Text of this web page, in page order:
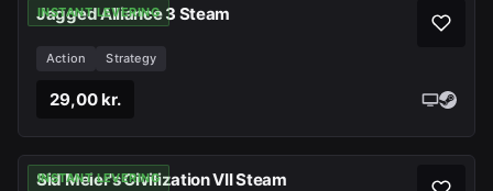
INSTANT LEVERING
Jagged Alliance 3 Steam
Action Strategy
29,00 kr.
INSTANT LEVERING
Sid Meier's Civilization VII Steam